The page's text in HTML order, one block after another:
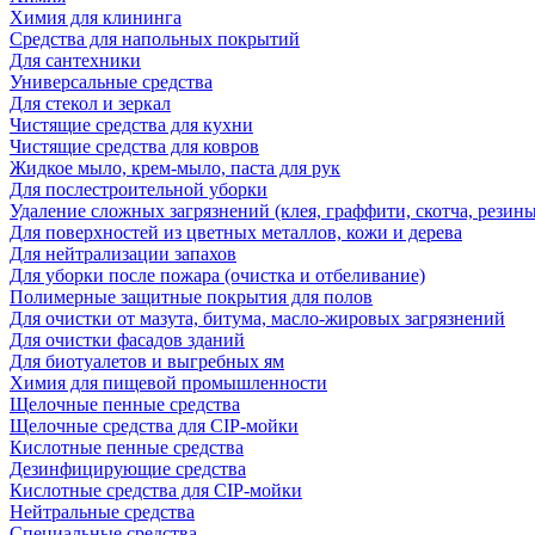
Химия для клининга
Средства для напольных покрытий
Для сантехники
Универсальные средства
Для стекол и зеркал
Чистящие средства для кухни
Чистящие средства для ковров
Жидкое мыло, крем-мыло, паста для рук
Для послестроительной уборки
Удаление сложных загрязнений (клея, граффити, скотча,
Для поверхностей из цветных металлов, кожи и дерева
Для нейтрализации запахов
Для уборки после пожара (очистка и отбеливание)
Полимерные защитные покрытия для полов
Для очистки от мазута, битума, масло-жировых загрязнений
Для очистки фасадов зданий
Для биотуалетов и выгребных ям
Химия для пищевой промышленности
Щелочные пенные средства
Щелочные средства для CIP-мойки
Кислотные пенные средства
Дезинфицирующие средства
Кислотные средства для CIP-мойки
Нейтральные средства